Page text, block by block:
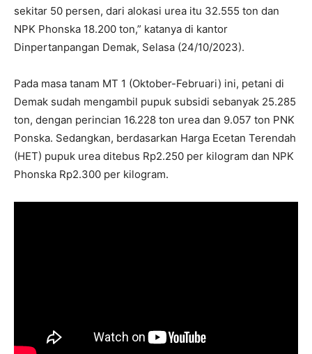
sekitar 50 persen, dari alokasi urea itu 32.555 ton dan
NPK Phonska 18.200 ton,” katanya di kantor
Dinpertanpangan Demak, Selasa (24/10/2023).
Pada masa tanam MT 1 (Oktober-Februari) ini, petani di
Demak sudah mengambil pupuk subsidi sebanyak 25.285
ton, dengan perincian 16.228 ton urea dan 9.057 ton PNK
Ponska. Sedangkan, berdasarkan Harga Ecetan Terendah
(HET) pupuk urea ditebus Rp2.250 per kilogram dan NPK
Phonska Rp2.300 per kilogram.